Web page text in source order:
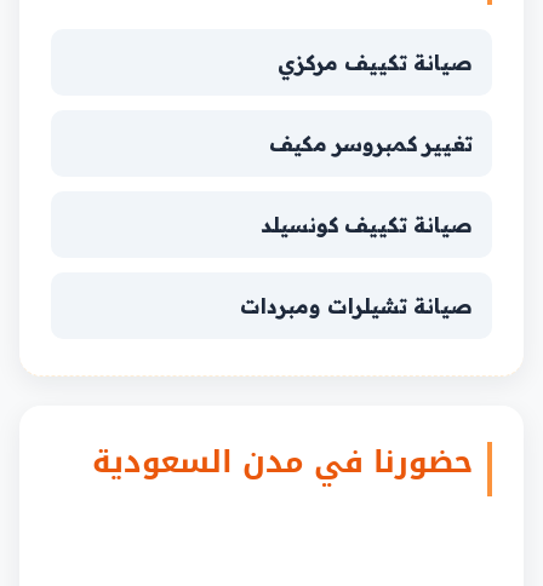
صيانة تكييف مركزي
تغيير كمبروسر مكيف
صيانة تكييف كونسيلد
صيانة تشيلرات ومبردات
حضورنا في مدن السعودية